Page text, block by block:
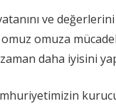
ve
omuza
daha iyisini